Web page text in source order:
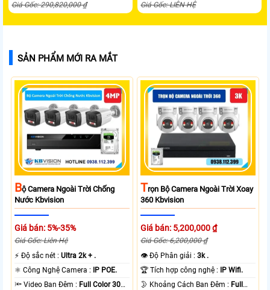
Giá Gốc: 290,820,000 ₫ Giá Gốc: LIÊN HỆ
SẢN PHẨM MỚI RA MẮT
BỘ Camera Ngoài Trời Chống
Nước Kbvision
Giá bán: 5%-35%
Giá Gốc: Liên Hệ
️⚡ Độ sắc nét :Ultra 2k + .
⚛️ Công Nghệ Camera :
IP POE.
🔦 Video Ban Đêm : Full Color 30m
TRọn Bộ Camera Ngoài Trời Xoay
360 Kbvision
Giá bán: 5,200,000 ₫
Giá Gốc: 6,200,000 ₫
👁 Độ Phân giải :3k .
🏆 Tích hợp công nghệ :
IP Wifi.
🌛 Khoảng Cách Ban Đêm : Full